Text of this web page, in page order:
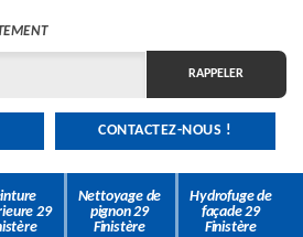
CONTACTEZ-NOUS !
29
Nettoyage de
pignon 29
Finistère
Hydrofuge de
façade 29
Finistère